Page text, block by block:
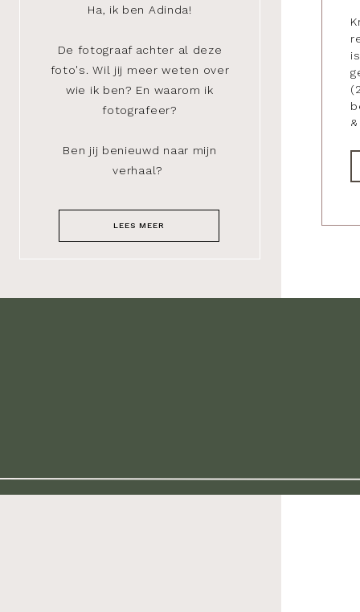
Ha, ik ben Adinda!
De fotograaf achter al deze
foto's. Wil jij meer weten over
wie ik ben? En waarom ik
fotografeer?
Ben jij benieuwd naar mijn
verhaal?
LEES MEER